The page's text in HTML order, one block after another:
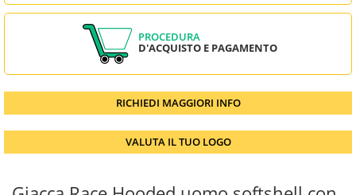
PROCEDURA
D'ACQUISTO E PAGAMENTO
RICHIEDI MAGGIORI INFO
VALUTA IL TUO LOGO